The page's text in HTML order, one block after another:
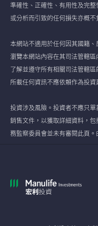
準確性、正確性、有用性及完
或分析而引致的任何損失亦概不
本網站不適用於任何因其國籍
瀏覽本網站內容在其司法管轄
了解並遵守所有相關司法管轄
所載任何資訊不應依賴作為投
投資涉及風險。投資者不應只
銷售文件，以獲取詳細資料，
務監察委員會並未有審閱此頁